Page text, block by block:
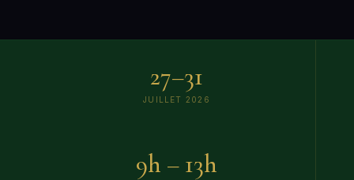
27–31
JUILLET 2026
9h – 13h